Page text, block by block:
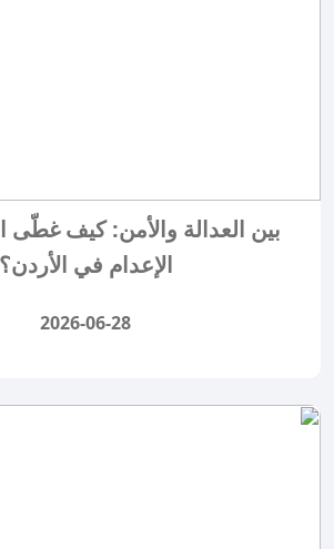
بين العدالة والأمن: كيف غطّى
الإعدام في الأردن؟
2026-06-28